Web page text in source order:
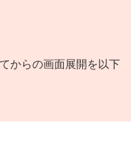
からの画面展開を以下